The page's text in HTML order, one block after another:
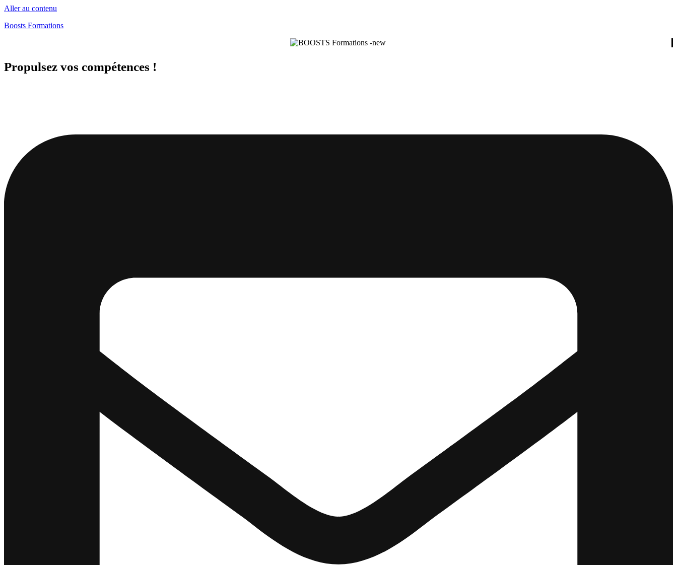
Aller au contenu
Boosts Formations
Propulsez vos compétences !